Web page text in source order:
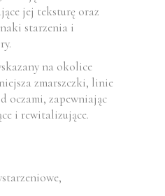
jej teksturę oraz
starzenia i
na okolice
zmarszczki, linie
oczami, zapewniając
i rewitalizujące.